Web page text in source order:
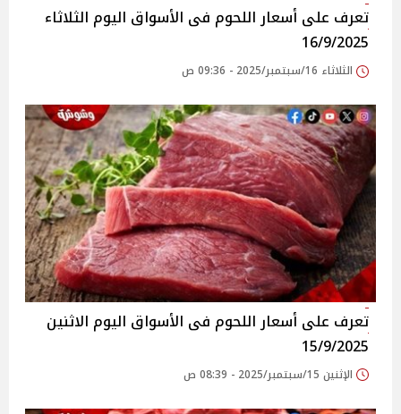
تعرف على أسعار اللحوم فى الأسواق‎‎ اليوم الثلاثاء
16/9/2025
الثلاثاء 16/سبتمبر/2025 - 09:36 ص
تعرف على أسعار اللحوم فى الأسواق‎‎ اليوم الاثنين
15/9/2025
الإثنين 15/سبتمبر/2025 - 08:39 ص